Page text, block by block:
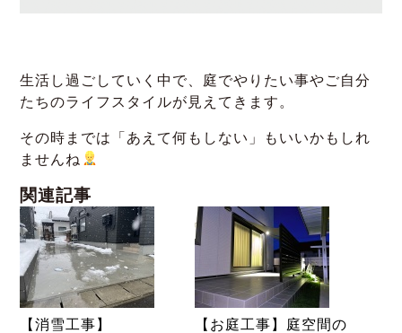
生活し過ごしていく中で、庭でやりたい事やご自分
たちのライフスタイルが見えてきます。
その時までは「あえて何もしない」もいいかもしれ
ませんね
関連記事
【消雪工事】
【お庭工事】庭空間の